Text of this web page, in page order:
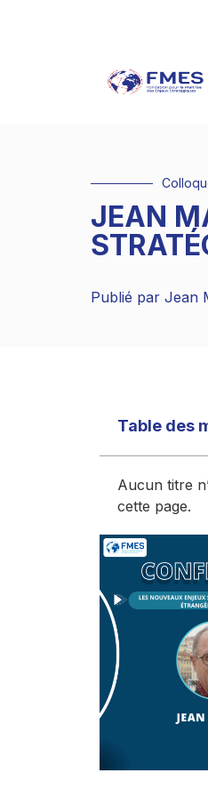
JEAN
Publié par Jean
Table des
Aucun titre
cette page.